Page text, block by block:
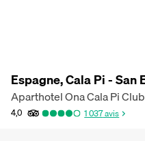
Espagne, Cala Pi - San
Aparthotel Ona Cala Pi Club
4,0 1 037avis